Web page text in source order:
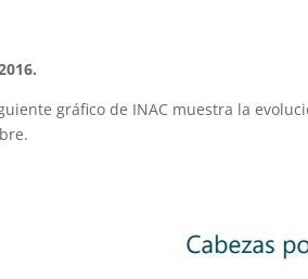
gráfico de INAC muestra la